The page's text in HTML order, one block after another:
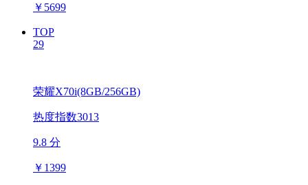
￥ 5699
TOP
29
荣耀X70i(8GB/256GB)
热度指数3013
9.8 分
￥ 1399